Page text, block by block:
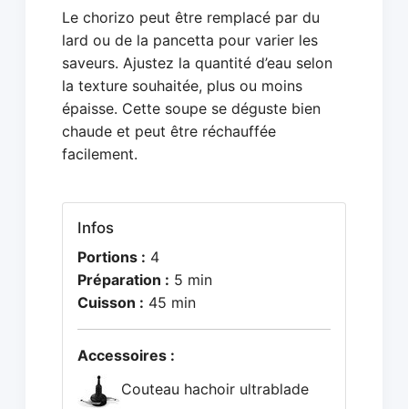
Le chorizo peut être remplacé par du
lard ou de la pancetta pour varier les
saveurs. Ajustez la quantité d’eau selon
la texture souhaitée, plus ou moins
épaisse. Cette soupe se déguste bien
chaude et peut être réchauffée
facilement.
Infos
Portions : 4
Préparation : 5 min
Cuisson : 45 min
Accessoires :
Couteau hachoir ultrablade